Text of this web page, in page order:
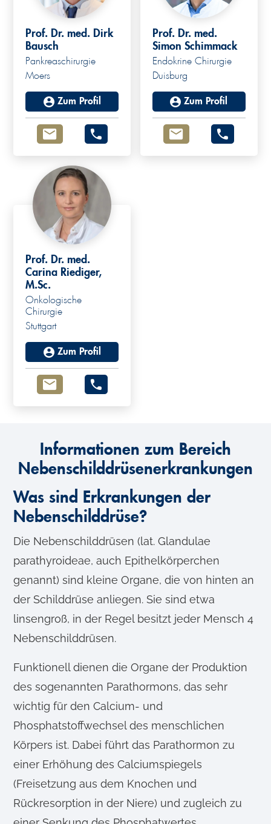
Prof. Dr. med. Dirk
Bausch
Pankreaschirurgie
Moers
Zum Profil
Prof. Dr. med.
Simon Schimmack
Endokrine Chirurgie
Duisburg
Zum Profil
Prof. Dr. med.
Carina Riediger,
M.Sc.
Onkologische
Chirurgie
Stuttgart
Zum Profil
Informationen zum Bereich
Nebenschilddrüsenerkrankungen
Was sind Erkrankungen der
Nebenschilddrüse?
Die Nebenschilddrüsen (lat. Glandulae
parathyroideae, auch Epithelkörperchen
genannt) sind kleine Organe, die von hinten an
der Schilddrüse anliegen. Sie sind etwa
linsengroß, in der Regel besitzt jeder Mensch 4
Nebenschilddrüsen.
Funktionell dienen die Organe der Produktion
des sogenannten Parathormons, das sehr
wichtig für den Calcium- und
Phosphatstoffwechsel des menschlichen
Körpers ist. Dabei führt das Parathormon zu
einer Erhöhung des Calciumspiegels
(Freisetzung aus dem Knochen und
Rückresorption in der Niere) und zugleich zu